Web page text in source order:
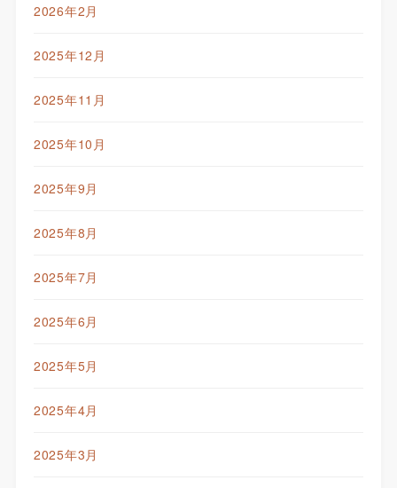
2026年2月
2025年12月
2025年11月
2025年10月
2025年9月
2025年8月
2025年7月
2025年6月
2025年5月
2025年4月
2025年3月